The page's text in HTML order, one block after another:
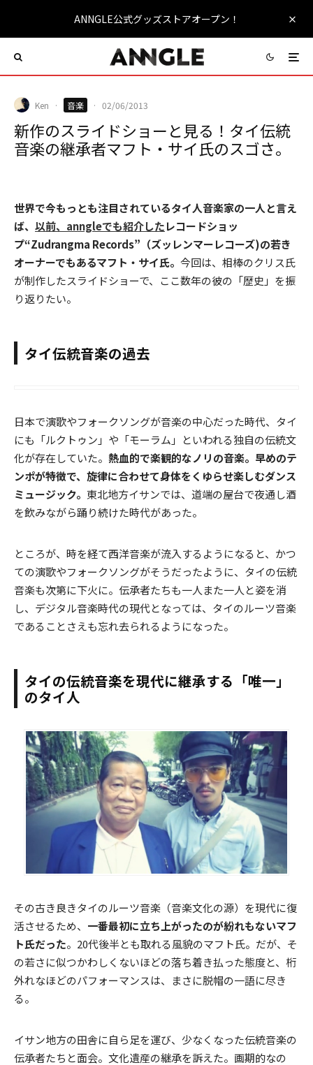
ANNGLE公式グッズストアオープン！
Ken · 音楽 · 02/06/2013
新作のスライドショーと見る！タイ伝統
音楽の継承者マフト・サイ氏のスゴさ。
世界で今もっとも注目されているタイ人音楽家の一人と言え
ば、 以前、anngleでも紹介したレコードショッ
プ“Zudrangma Records”（ズッレンマーレコーズ)の若き
オーナーでもあるマフト・サイ氏。 今回は、相棒のクリス氏
が制作したスライドショーで、ここ数年の彼の「歴史」を振
り返りたい。
タイ伝統音楽の過去
日本で演歌やフォークソングが音楽の中心だった時代、タイ
にも「ルクトゥン」や「モーラム」といわれる独自の伝統文
化が存在していた。 熱血的で楽観的なノリの音楽。早めのテ
ンポが特徴で、旋律に合わせて身体をくゆらせ楽しむダンス
ミュージック。 東北地方イサンでは、道端の屋台で夜通し酒
を飲みながら踊り続けた時代があった。
ところが、時を経て西洋音楽が流入するようになると、かつ
ての演歌やフォークソングがそうだったように、タイの伝統
音楽も次第に下火に。伝承者たちも一人また一人と姿を消
し、デジタル音楽時代の現代となっては、タイのルーツ音楽
であることさえも忘れ去られるようになった。
タイの伝統音楽を現代に継承する「唯一」
のタイ人
その古き良きタイのルーツ音楽（音楽文化の源）を現代に復
活させるため、 一番最初に立ち上がったのが紛れもないマフ
ト氏だった。20代後半とも取れる風貌のマフト氏。だが、そ
の若さに似つかわしくないほどの落ち着き払った態度と、桁
外れなほどのパフォーマンスは、まさに脱帽の一語に尽き
る。
イサン地方の田舎に自ら足を運び、少なくなった伝統音楽の
伝承者たちと面会。文化遺産の継承を訴えた。画期的なの